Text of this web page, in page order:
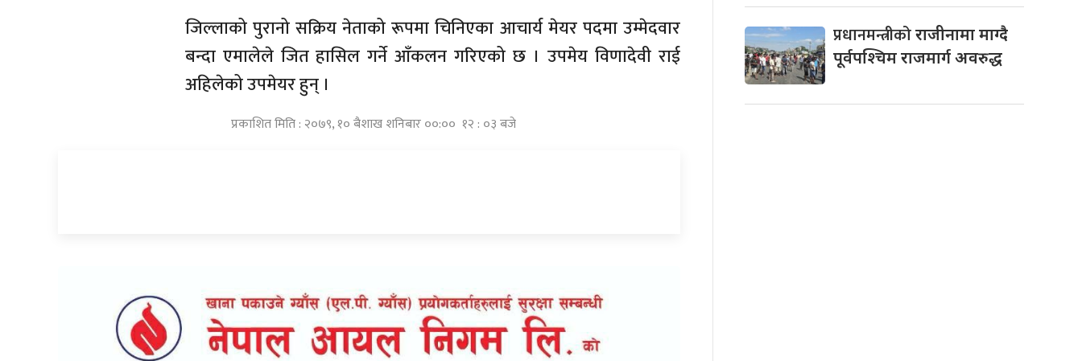
जिल्लाको पुरानो सक्रिय नेताको रूपमा चिनिएका आचार्य मेयर पदमा उम्मेदवार
बन्दा एमालेले जित हासिल गर्ने आँकलन गरिएको छ । उपमेय विणादेवी राई
अहिलेको उपमेयर हुन् ।
प्रकाशित मिति : २०७९, १० बैशाख शनिबार ००:०० १२ : ०३ बजे
प्रधानमन्त्रीकोराजीनामा माग्दै
पूर्वपश्चिम राजमार्ग अवरुद्ध